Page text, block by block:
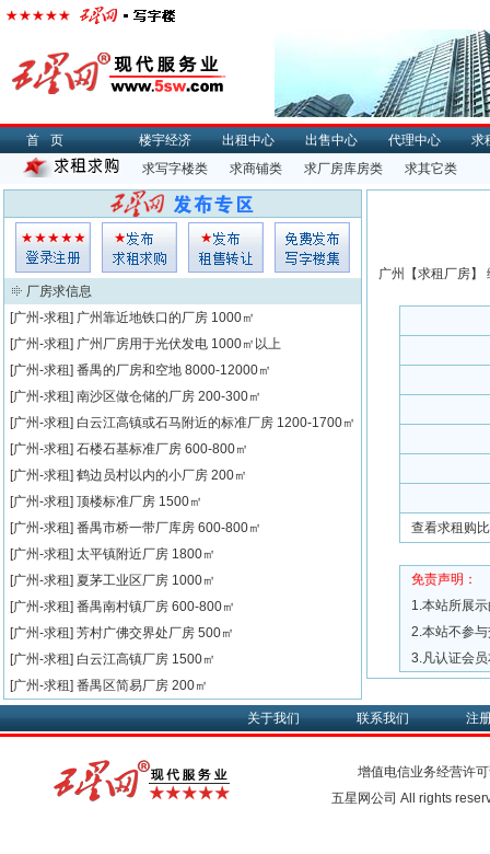
首页 楼宇经济 出租中心 出售中心 代理中心
求
求写字楼类
求商铺类 求厂房库房类 求其它类
广州【求租 厂房】
查看求租购
免责声明：
1.本站所展
2.本站不参
3.凡认证会
厂房求信息
[广州-求租] 广州靠近地铁口的厂房 1000㎡
[广州-求租] 广州厂房用于光伏发电 1000㎡以上
[广州-求租] 番禺的厂房和空地 8000-12000㎡
[广州-求租] 南沙区做仓储的厂房 200-300㎡
[广州-求租] 白云江高镇或石马附近的标准厂房 1200-1700㎡
[广州-求租] 石楼石基标准厂房 600-800㎡
[广州-求租] 鹤边员村以内的小厂房 200㎡
[广州-求租] 顶楼标准厂房 1500㎡
[广州-求租] 番禺市桥一带厂库房 600-800㎡
[广州-求租] 太平镇附近厂房 1800㎡
[广州-求租] 夏茅工业区厂房 1000㎡
[广州-求租] 番禺南村镇厂房 600-800㎡
[广州-求租] 芳村广佛交界处厂房 500㎡
[广州-求租] 白云江高镇厂房 1500㎡
[广州-求租] 番禺区简易厂房 200㎡
关于我们 联系我们 注
增值电信业务经营许
五星网公司 All rights